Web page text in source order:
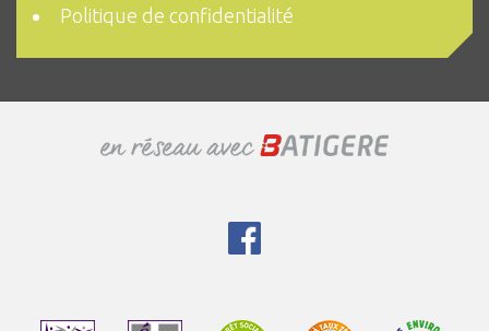
Politique de confidentialité